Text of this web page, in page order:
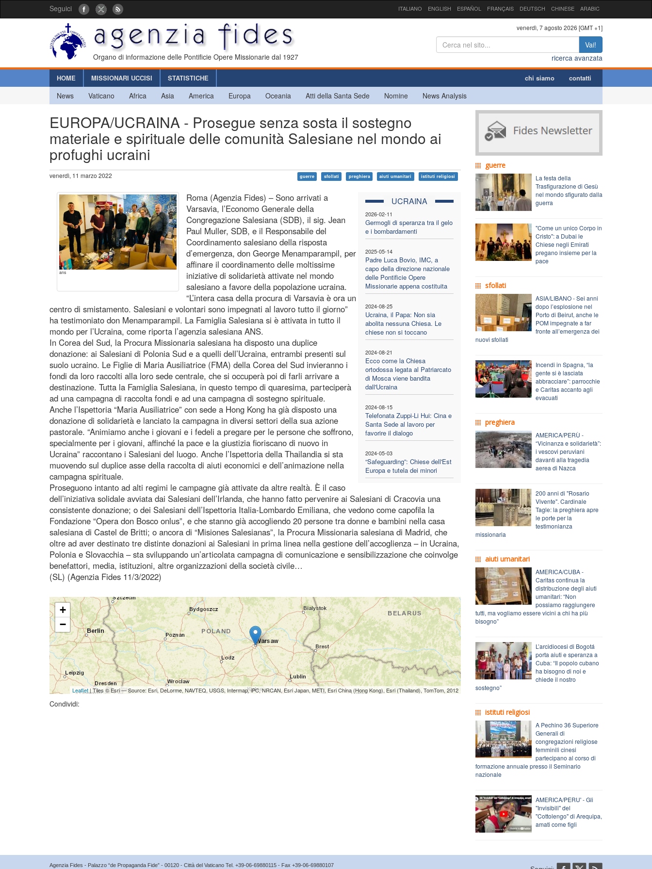
Seguici ITALIANO ENGLISH ESPAÑOL FRANÇAIS DEUTSCH CHINESE ARABIC
Organo di informazione delle Pontificie Opere Missionarie dal 1927
venerdì, 7 agosto 2026 [GMT +1]
Vai!
ricerca avanzata
HOME MISSIONARI UCCISI STATISTICHE chi siamo contatti
News Vaticano Africa Asia America Europa Oceania Atti della Santa Sede Nomine News Analysis
EUROPA/UCRAINA - Prosegue senza sosta il sostegno
materiale e spirituale delle comunità Salesiane nel mondo ai
profughi ucraini
venerdì, 11 marzo 2022 guerre sfollati preghiera aiuti umanitari istituti religiosi
ans
UCRAINA
2026-02-11
Germogli di speranza tra il gelo
e i bombardamenti
2025-05-14
Padre Luca Bovio, IMC, a
capo della direzione nazionale
delle Pontificie Opere
Missionarie appena costituita
2024-08-25
Ucraina, il Papa: Non sia
abolita nessuna Chiesa. Le
chiese non si toccano
2024-08-21
Ecco come la Chiesa
ortodossa legata al Patriarcato
di Mosca viene bandita
dall'Ucraina
2024-08-15
Telefonata Zuppi-Li Hui: Cina e
Santa Sede al lavoro per
favorire il dialogo
2024-05-03
“Safeguarding”: Chiese dell'Est
Europa e tutela dei minori
Roma (Agenzia Fides) – Sono arrivati a
Varsavia, l’Economo Generale della
Congregazione Salesiana (SDB), il sig. Jean
Paul Muller, SDB, e il Responsabile del
Coordinamento salesiano della risposta
d’emergenza, don George Menamparampil, per
affinare il coordinamento delle moltissime
iniziative di solidarietà attivate nel mondo
salesiano a favore della popolazione ucraina.
“L’intera casa della procura di Varsavia è ora un
centro di smistamento. Salesiani e volontari sono impegnati al lavoro tutto il giorno”
ha testimoniato don Menamparampil. La Famiglia Salesiana si è attivata in tutto il
mondo per l’Ucraina, come riporta l’agenzia salesiana ANS.
In Corea del Sud, la Procura Missionaria salesiana ha disposto una duplice
donazione: ai Salesiani di Polonia Sud e a quelli dell’Ucraina, entrambi presenti sul
suolo ucraino. Le Figlie di Maria Ausiliatrice (FMA) della Corea del Sud invieranno i
fondi da loro raccolti alla loro sede centrale, che si occuperà poi di farli arrivare a
destinazione. Tutta la Famiglia Salesiana, in questo tempo di quaresima, parteciperà
ad una campagna di raccolta fondi e ad una campagna di sostegno spirituale.
Anche l’Ispettoria “Maria Ausiliatrice” con sede a Hong Kong ha già disposto una
donazione di solidarietà e lanciato la campagna in diversi settori della sua azione
pastorale. “Animiamo anche i giovani e i fedeli a pregare per le persone che soffrono,
specialmente per i giovani, affinché la pace e la giustizia fioriscano di nuovo in
Ucraina” raccontano i Salesiani del luogo. Anche l’Ispettoria della Thailandia si sta
muovendo sul duplice asse della raccolta di aiuti economici e dell’animazione nella
campagna spirituale.
Proseguono intanto ad alti regimi le campagne già attivate da altre realtà. È il caso
dell’iniziativa solidale avviata dai Salesiani dell’Irlanda, che hanno fatto pervenire ai Salesiani di Cracovia una
consistente donazione; o dei Salesiani dell’Ispettoria Italia-Lombardo Emiliana, che vedono come capofila la
Fondazione “Opera don Bosco onlus”, e che stanno già accogliendo 20 persone tra donne e bambini nella casa
salesiana di Castel de Britti; o ancora di “Misiones Salesianas”, la Procura Missionaria salesiana di Madrid, che
oltre ad aver destinato tre distinte donazioni ai Salesiani in prima linea nella gestione dell’accoglienza – in Ucraina,
Polonia e Slovacchia – sta sviluppando un’articolata campagna di comunicazione e sensibilizzazione che coinvolge
benefattori, media, istituzioni, altre organizzazioni della società civile…
(SL) (Agenzia Fides 11/3/2022)
+
−
Leaflet| Tiles © Esri — Source: Esri, DeLorme, NAVTEQ, USGS, Intermap, iPC, NRCAN, Esri Japan, METI, Esri China (Hong Kong), Esri (Thailand), TomTom, 2012
Condividi:
guerre
La festa della
Trasfigurazione di Gesù
nel mondo sfigurato dalla
guerra
"Come un unico Corpo in
Cristo": a Dubai le
Chiese negli Emirati
pregano insieme per la
pace
sfollati
ASIA/LIBANO - Sei anni
dopo l’esplosione nel
Porto di Beirut, anche le
POM impegnate a far
fronte all’emergenza dei
nuovi sfollati
Incendi in Spagna, “la
gente si è lasciata
abbracciare”: parrocchie
e Caritas accanto agli
evacuati
preghiera
AMERICA/PERÙ -
“Vicinanza e solidarietà”:
i vescovi peruviani
davanti alla tragedia
aerea di Nazca
200 anni di "Rosario
Vivente". Cardinale
Tagle: la preghiera apre
le porte per la
testimonianza
missionaria
aiuti umanitari
AMERICA/CUBA -
Caritas continua la
distribuzione degli aiuti
umanitari: “Non
possiamo raggiungere
tutti, ma vogliamo essere vicini a chi ha più
bisogno”
L’arcidiocesi di Bogotá
porta aiuti e speranza a
Cuba: “Il popolo cubano
ha bisogno di noi e
chiede il nostro
sostegno”
istituti religiosi
A Pechino 36 Superiore
Generali di
congregazioni religiose
femminili cinesi
partecipano al corso di
formazione annuale presso il Seminario
nazionale
AMERICA/PERU' - Gli
"Invisibili" del
"Cottolengo" di Arequipa,
amati come figli
Agenzia Fides - Palazzo “de Propaganda Fide” - 00120 - Città del Vaticano Tel. +39-06-69880115 - Fax +39-06-69880107